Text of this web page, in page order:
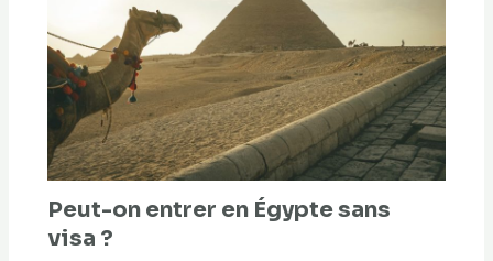
Peut-on entrer en Égypte sans
visa ?